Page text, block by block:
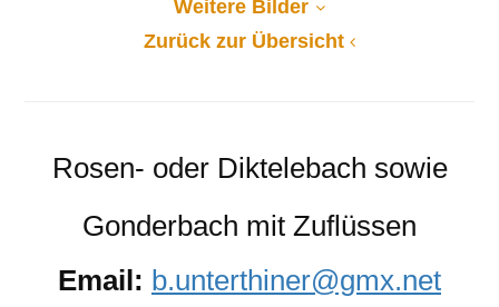
Weitere Bilder
Zurück zur Übersicht
Rosen- oder Diktelebach sowie
Gonderbach mit Zuflüssen
Email: b.unterthiner@gmx.net